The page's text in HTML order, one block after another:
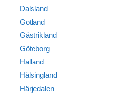
Dalsland
Gotland
Gästrikland
Göteborg
Halland
Hälsingland
Härjedalen